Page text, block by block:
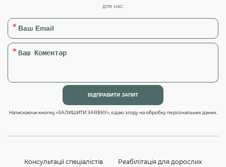
для нас.
Натискаючи кнопку «ЗАЛИШИТИ ЗАЯВКУ», я даю згоду на обробку персональних даних.
Консультації спеціалістів Реабілітація для дорослих